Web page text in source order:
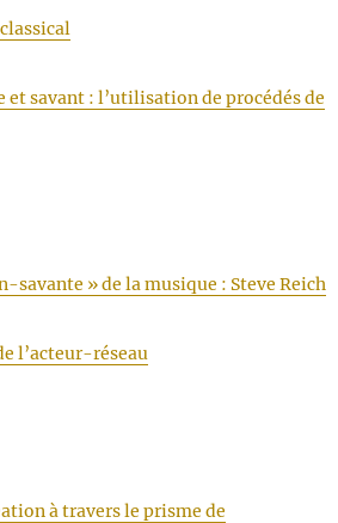
savant : l’utilisation de procédés de
savante » de la musique : Steve Reich
l’acteur-réseau
à travers le prisme de